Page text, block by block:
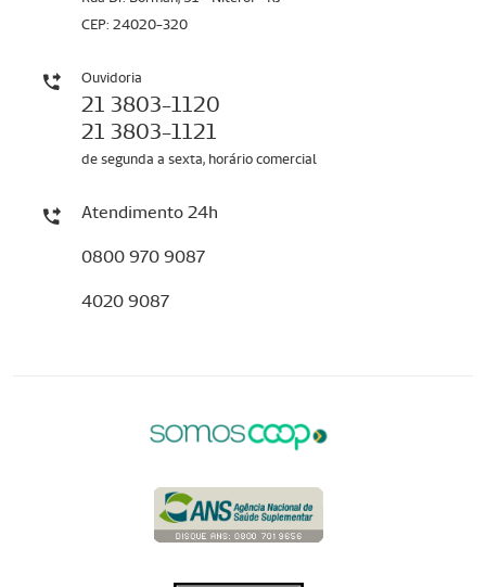
CEP: 24020-320
Ouvidoria
21 3803-1120
21 3803-1121
de segunda a sexta, horário comercial
Atendimento 24h
0800 970 9087
4020 9087